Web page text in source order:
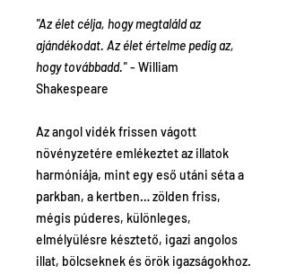
"Az élet célja, hogy megtaláld az
ajándékodat. Az élet értelme pedig az,
hogy továbbadd."- William
Shakespeare
Az angol vidék frissen vágott
növényzetére emlékeztet az illatok
harmóniája, mint egy eső utáni séta a
parkban, a kertben… zölden friss,
mégis púderes, különleges,
elmélyülésre késztető, igazi angolos
illat, bölcseknek és örök igazságokhoz.